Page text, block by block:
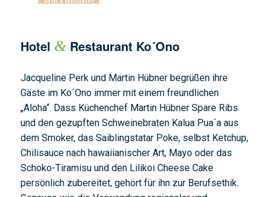
Hotel &Restaurant Ko´Ono
Jacqueline Perk und Martin Hübner begrüßen ihre
Gäste im Ko´Ono immer mit einem freundlichen
„Aloha“. Dass Küchenchef Martin Hübner Spare Ribs
und den gezupften Schweinebraten Kalua Pua´a aus
dem Smoker, das Saiblingstatar Poke, selbst Ketchup,
Chilisauce nach hawaiianischer Art, Mayo oder das
Schoko-Tiramisu und den Lilikoi Cheese Cake
persönlich zubereitet, gehört für ihn zur Berufsethik.